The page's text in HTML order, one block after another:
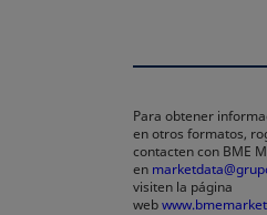
Para obtener
en otros formatos,
contacten con BME
en
visiten la página
web